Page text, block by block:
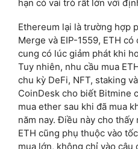
hạn có vai trò rất lớn với
Ethereum lại là trường hợp
Merge và EIP-1559, ETH
cung có lúc giảm phát khi
Tuy nhiên, nhu cầu mua
chu kỳ DeFi, NFT, staking
CoinDesk cho biết Bitmine
mua ether sau khi đã mua
năm nay. Điều này cho thấy
ETH cũng phụ thuộc vào
mua lớn, không chỉ vào câu